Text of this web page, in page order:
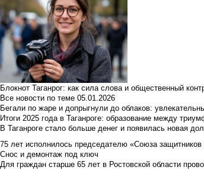
Блокнот Таганрог: как сила слова и общественный
Все новости по теме 05.01.2026
Бегали по жаре и допрыгнули до облаков:
Итоги 2025 года в Таганроге: образование между
В Таганроге стало больше денег и появилась новая
75 лет исполнилось председателю «Союза
Снос и демонтаж под ключ
Для граждан старше 65 лет в Ростовской области